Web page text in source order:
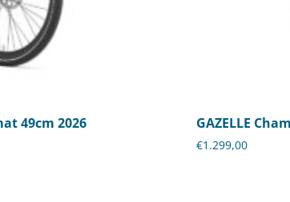
49cm 2026 GAZELLE
€1.299,00